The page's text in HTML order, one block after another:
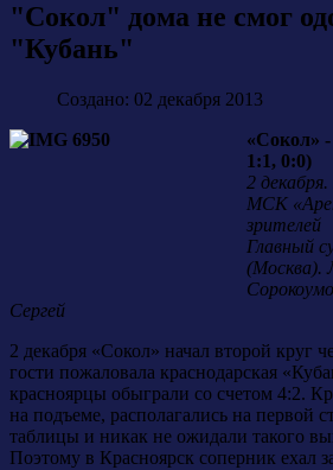
"Сокол" дома не смог
"Кубань"
Создано: 02 декабря 2013
«Сокол»
1:1, 0:0)
2
МСК
зрителей
Главный
(Москва).
Сергей
2 декабря «Сокол» начал второй круг
гости пожаловала краснодарская
красноярцы обыграли со счетом 4:2.
на подъеме, располагались на первой
таблицы и никак не ожидали такого
Поэтому в Красноярск соперник ехал